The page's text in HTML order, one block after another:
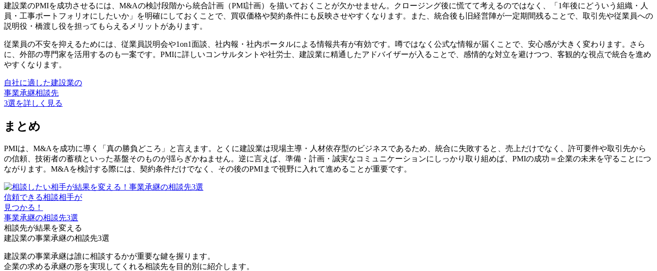
建設業のPMIを成功させるには、 M&Aの検討段階から統合計画（PMI計画）を描いておくこと が欠かせません。クロージング後に慌てて考えるのではなく、「1年後にどういう組織・人
員・工事ポートフォリオにしたいか」を明確にしておくことで、買収価格や契約条件にも反映させやすくなります。また、統合後も旧経営陣が一定期間残ることで、取引先や従業員への
説明役・橋渡し役を担ってもらえるメリットがあります。
従業員の不安を抑えるためには、従業員説明会や1on1面談、社内報・社内ポータルによる情報共有が有効です。噂ではなく公式な情報が届くことで、安心感が大きく変わります。さら
に、外部の専門家を活用するのも一案です。 PMIに詳しいコンサルタントや社労士、建設業に精通したアドバイザーが入ることで、感情的な対立を避けつつ、客観的な視点で統合を進め
やすくなります。
⾃社に適した建設業の
事業承継相談先
3選を詳しく見る
まとめ
PMIは、M&Aを成功に導く 「真の勝負どころ」
と言えます。とくに建設業は現場主導・人材依存型のビジネスであるため、統合に失敗すると、売上だけでなく、許可要件や取引先から
の信頼、技術者の蓄積といった基盤そのものが揺らぎかねません。逆に言えば、 準備・計画・誠実なコミュニケーションにしっかり取り組めば、PMIの成功＝企業の未来を守ること につ
ながります。M&Aを検討する際には、契約条件だけでなく、その後のPMIまで視野に入れて進めることが重要です。
信頼できる相談相手が
見つかる！
事業承継の相談先3選
相談先が結果を変える
建設業の事業承継の相談先3選
建設業の事業承継は誰に相談するかが重要な鍵を握ります。
企業の求める承継の形を実現してくれる相談先を目的別に紹介します。